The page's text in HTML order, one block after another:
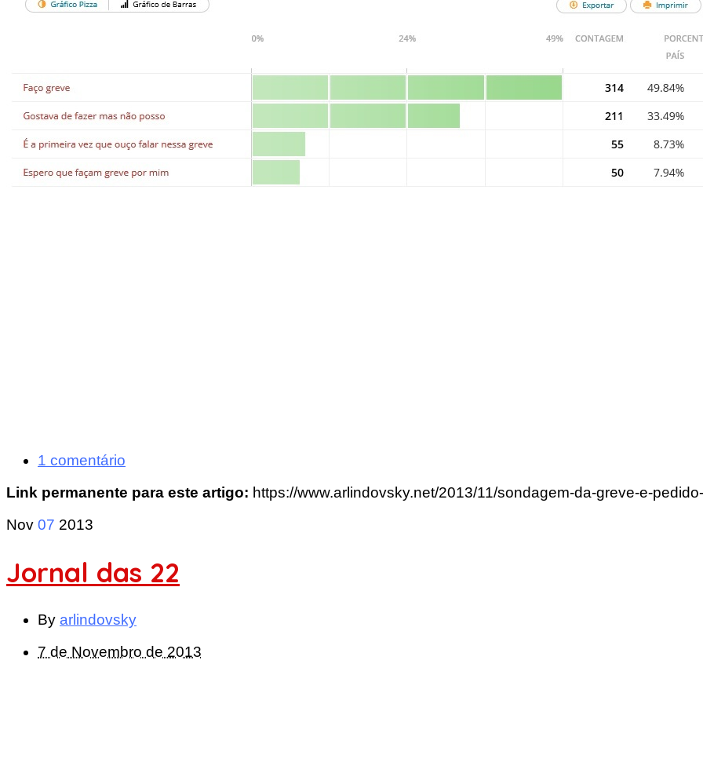
1 comentário
Link permanente para este artigo: https://www.arlindovsky.net/2013/11/sondagem-da-greve-e-
Nov 07 2013
Jornal das 22
By arlindovsky
7 de Novembro de 2013